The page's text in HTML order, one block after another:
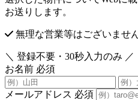
お送りします。
無理な営業等はございませ
＼ 登録不要・30秒入力のみ ／
お名前 必須
メールアドレス 必須